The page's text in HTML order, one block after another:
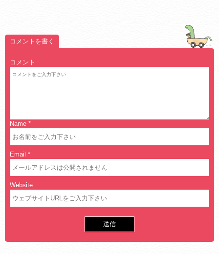
コメントを書く
コメント
Name *
Email *
Website